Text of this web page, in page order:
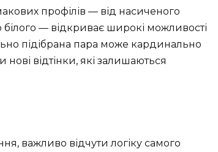
профілів — від насиченого
— відкриває широкі можливості
підібрана пара може кардинально
відтінки, які залишаються
важливо відчути логіку самого